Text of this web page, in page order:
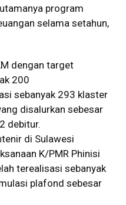
program
selama setahun,
dengan target
200
sebanyak 293 klaster
disalurkan sebesar
debitur.
di Sulawesi
K/PMR Phinisi
terealisasi sebanyak
plafond sebesar